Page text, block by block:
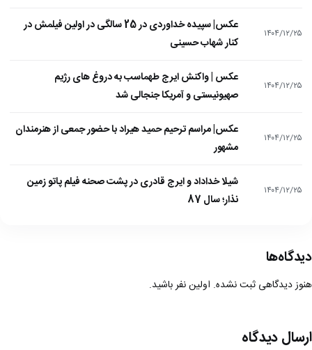
۱۴۰۴/۱۲/۲۵
عکس| سپیده خداوردی در 25 سالگی در اولین فیلمش در
کنار شهاب حسینی
۱۴۰۴/۱۲/۲۵
عکس | واکنش ایرج طهماسب به دروغ های رژیم
صهیونیستی و آمریکا جنجالی شد
۱۴۰۴/۱۲/۲۵
عکس| مراسم ترحیم حمید هیراد با حضور جمعی از هنرمندان
مشهور
۱۴۰۴/۱۲/۲۵
شیلا خداداد و ایرج قادری در پشت صحنه فیلم پاتو زمین
نذار؛ سال 87
دیدگاه‌ها
هنوز دیدگاهی ثبت نشده. اولین نفر باشید.
ارسال دیدگاه